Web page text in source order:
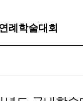
례학술대회